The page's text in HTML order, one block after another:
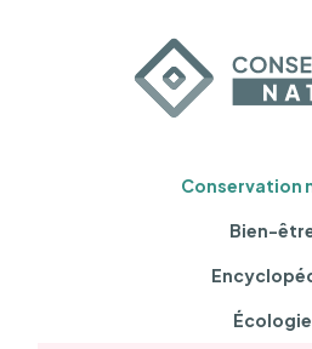
Conservation
Bien-
Écologie